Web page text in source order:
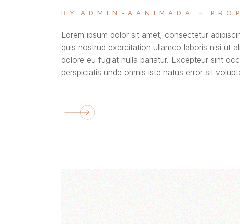
BY ADMIN-AANIMADA
Lorem ipsum dolor sit amet, consectetur
quis nostrud exercitation ullamco laboris nisi ut
dolore eu fugiat nulla pariatur. Excepteur sint
perspiciatis unde omnis iste natus error sit